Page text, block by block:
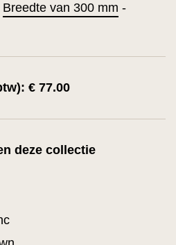
Breedte van 300 mm -
€ 77.00
deze collectie